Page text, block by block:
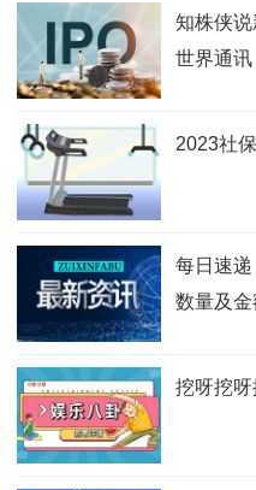
知株侠说
世界通讯
2023社
每日速
数量及
挖呀挖